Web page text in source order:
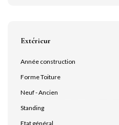
Extérieur
Année construction
Forme Toiture
Neuf - Ancien
Standing
Etat général